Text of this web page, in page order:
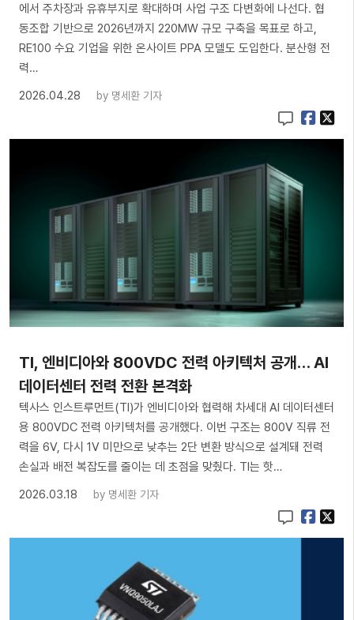
에서 주차장과 유휴부지로 확대하며 사업 구조 다변화에 나선다. 협
동조합 기반으로 2026년까지 220MW 규모 구축을 목표로 하고,
RE100 수요 기업을 위한 온사이트 PPA 모델도 도입한다. 분산형 전
력…
2026.04.28
by 명세환 기자
TI, 엔비디아와 800VDC 전력 아키텍처 공개… AI
데이터센터 전력 전환 본격화
텍사스 인스트루먼트(TI)가 엔비디아와 협력해 차세대 AI 데이터센터
용 800VDC 전력 아키텍처를 공개했다. 이번 구조는 800V 직류 전
력을 6V, 다시 1V 미만으로 낮추는 2단 변환 방식으로 설계돼 전력
손실과 배전 복잡도를 줄이는 데 초점을 맞췄다. TI는 핫…
2026.03.18
by 명세환 기자